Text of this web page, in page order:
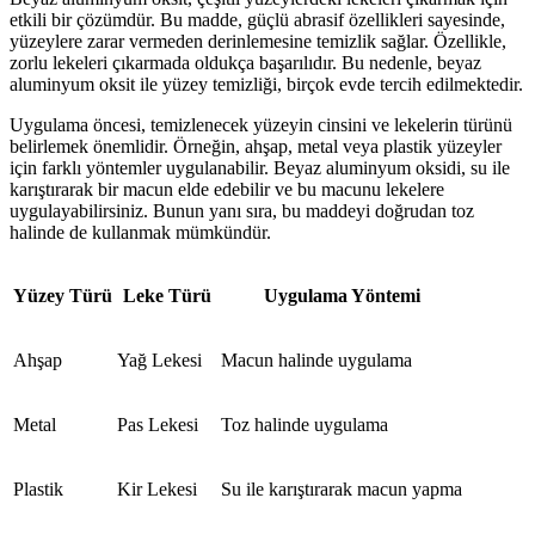
etkili bir çözümdür. Bu madde, güçlü abrasif özellikleri sayesinde,
yüzeylere zarar vermeden derinlemesine temizlik sağlar. Özellikle,
zorlu lekeleri çıkarmada oldukça başarılıdır. Bu nedenle, beyaz
aluminyum oksit ile yüzey temizliği, birçok evde tercih edilmektedir.
Uygulama öncesi, temizlenecek yüzeyin cinsini ve lekelerin türünü
belirlemek önemlidir. Örneğin, ahşap, metal veya plastik yüzeyler
için farklı yöntemler uygulanabilir. Beyaz aluminyum oksidi, su ile
karıştırarak bir macun elde edebilir ve bu macunu lekelere
uygulayabilirsiniz. Bunun yanı sıra, bu maddeyi doğrudan toz
halinde de kullanmak mümkündür.
Yüzey Türü Leke Türü Uygulama Yöntemi
Ahşap Yağ Lekesi Macun halinde uygulama
Metal Pas Lekesi Toz halinde uygulama
Plastik Kir Lekesi Su ile karıştırarak macun yapma